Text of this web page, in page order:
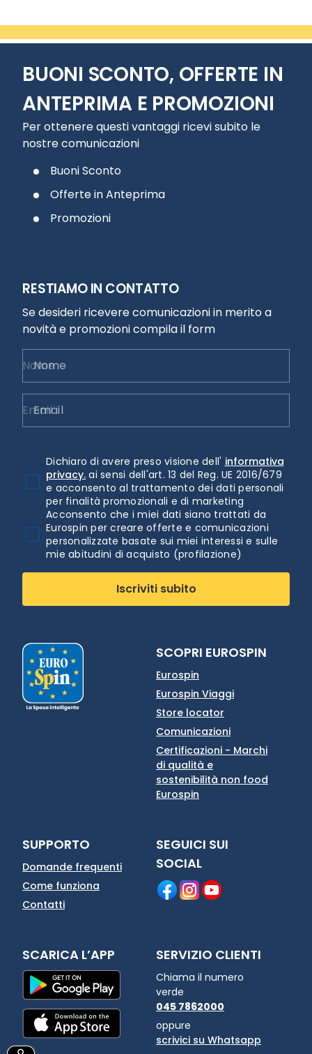
BUONI SCONTO, OFFERTE IN
ANTEPRIMA E PROMOZIONI
Per ottenere questi vantaggi ricevi subito le
nostre comunicazioni
Buoni Sconto
Offerte in Anteprima
Promozioni
RESTIAMO IN CONTATTO
Se desideri ricevere comunicazioni in merito a
novità e promozioni compila il form
Nome
Email
Dichiaro di avere preso visione dell' informativa
privacy. ai sensi dell'art. 13 del Reg. UE 2016/679
e acconsento al trattamento dei dati personali
per finalità promozionali e di marketing
Acconsento che i miei dati siano trattati da
Eurospin per creare offerte e comunicazioni
personalizzate basate sui miei interessi e sulle
mie abitudini di acquisto (profilazione)
Iscriviti subito
SCOPRI EUROSPIN
Eurospin
Eurospin Viaggi
Store locator
Comunicazioni
Certificazioni - Marchi
di qualità e
sostenibilità non food
Eurospin
SUPPORTO
Domande frequenti
Come funziona
Contatti
SEGUICI SUI
SOCIAL
SCARICA L’APP SERVIZIO CLIENTI
Chiama il numero
verde
045 7862000
oppure
scrivici su Whatsapp